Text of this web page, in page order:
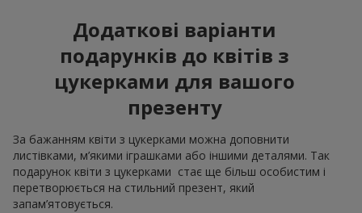
Додаткові варіанти
подарунків до квітів з
цукерками для вашого
презенту
За бажанням квіти з цукерками можна доповнити
листівками, м’якими іграшками або іншими деталями. Так
подарунок квіти з цукерками стає ще більш особистим і
перетворюється на стильний презент, який
запам’ятовується.